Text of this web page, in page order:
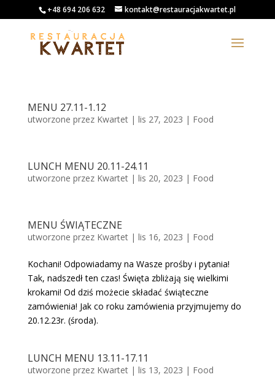
+48 694 206 632 kontakt@restauracjakwartet.pl
MENU 27.11-1.12
utworzone przez Kwartet| lis 27, 2023 | Food
LUNCH MENU 20.11-24.11
utworzone przez Kwartet| lis 20, 2023 | Food
MENU ŚWIĄTECZNE
utworzone przez Kwartet| lis 16, 2023 | Food
Kochani! Odpowiadamy na Wasze prośby i pytania!
Tak, nadszedł ten czas! Święta zbliżają się wielkimi
krokami! Od dziś możecie składać świąteczne
zamówienia! Jak co roku zamówienia przyjmujemy do
20.12.23r. (środa).
LUNCH MENU 13.11-17.11
utworzone przez Kwartet| lis 13, 2023 | Food